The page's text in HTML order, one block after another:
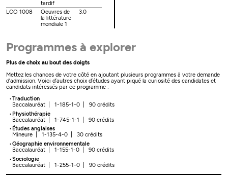
tardif
LCO 1008
Oeuvres de
la littérature
mondiale 1
3.0
Programmes à explorer
Plus de choix au bout des doigts
Mettez les chances de votre côté en ajoutant plusieurs programmes à votre demande
d’admission. Voici d’autres choix d’études ayant piqué la curiosité des candidates et
candidats intéressés par ce programme :
Traduction
Baccalauréat | 1-185-1-0 | 90 crédits
Physiothérapie
Baccalauréat | 1-745-1-1 | 90 crédits
Études anglaises
Mineure | 1-135-4-0 | 30 crédits
Géographie environnementale
Baccalauréat | 1-155-1-0 | 90 crédits
Sociologie
Baccalauréat | 1-255-1-0 | 90 crédits